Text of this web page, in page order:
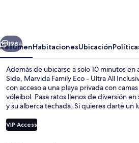
Ultra
All
Inclusive
&
Kids
Concept
Siguiente
198+
ResumenHabitacionesUbicación
Además de ubicarse a solo 10 minutos
Side, Marvida Family Eco - Ultra All
con acceso a una playa privada con
vóleibol. Pasa ratos llenos de diversión en
y su alberca techada. Si quieres darte un
Disfruta la gastronomía en sus 3
coctel, los 4 bares o lounges son un buen
VIP Access